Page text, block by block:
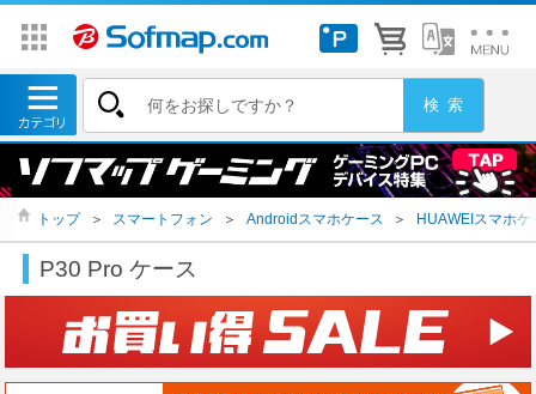
トップ ＞ スマートフォン ＞ Androidスマホケース ＞ HUAWEIスマホケ
P30 Pro ケース